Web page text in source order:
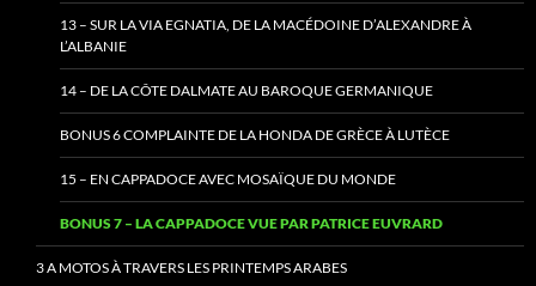
13 – SUR LA VIA EGNATIA, DE LA MACÉDOINE D’ALEXANDRE À
L’ALBANIE
14 – DE LA CÔTE DALMATE AU BAROQUE GERMANIQUE
BONUS 6 COMPLAINTE DE LA HONDA DE GRÈCE À LUTÈCE
15 – EN CAPPADOCE AVEC MOSAÏQUE DU MONDE
BONUS 7 – LA CAPPADOCE VUE PAR PATRICE EUVRARD
3 A MOTOS À TRAVERS LES PRINTEMPS ARABES